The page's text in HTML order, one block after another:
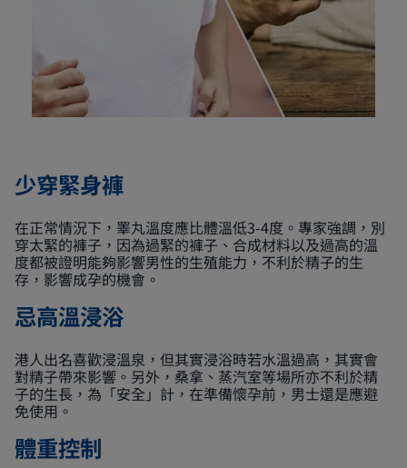
少穿緊身褲
在正常情況下，睪丸溫度應比體溫低3-4度。專家強調，別
穿太緊的褲子，因為過緊的褲子、合成材料以及過高的溫
度都被證明能夠影響男性的生殖能力，不利於精子的生
存，影響成孕的機會。
忌高溫浸浴
港人出名喜歡浸溫泉，但其實浸浴時若水溫過高，其實會
對精子帶來影響。另外，桑拿、蒸汽室等場所亦不利於精
子的生長，為「安全」計，在準備懷孕前，男士還是應避
免使用。
體重控制